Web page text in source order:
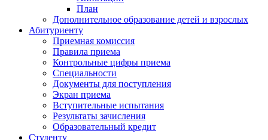
План
Дополнительное образование детей и взрослых
Абитуриенту
Приемная комиссия
Правила приема
Контрольные цифры приема
Специальности
Документы для поступления
Экран приема
Вступительные испытания
Результаты зачисления
Образовательный кредит
Студенту